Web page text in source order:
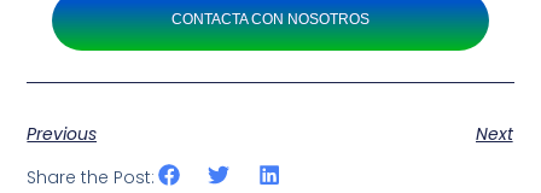
CONTACTA CON NOSOTROS
Previous
Next
Share the Post: